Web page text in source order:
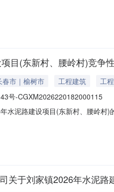
标候选人公示如下：第一中标候
目(东新村、腰岭村)竞争
春市｜榆树市 工程建筑
工程
号-CGXM2026220182000115
水泥路建设项目(东新村、腰岭村
4.预算金额(人民币)：1997205元
关于刘家镇2026年水泥